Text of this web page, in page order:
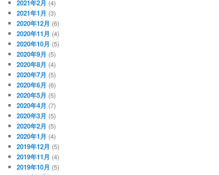
2021年2月 (4)
2021年1月 (3)
2020年12月 (6)
2020年11月 (4)
2020年10月 (5)
2020年9月 (5)
2020年8月 (4)
2020年7月 (5)
2020年6月 (6)
2020年5月 (5)
2020年4月 (7)
2020年3月 (5)
2020年2月 (5)
2020年1月 (4)
2019年12月 (5)
2019年11月 (4)
2019年10月 (5)